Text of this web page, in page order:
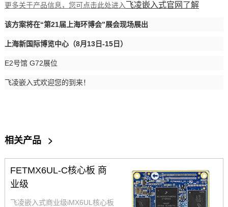
更多关于产品信息，您可点击此处进入飞凌嵌入式官网了解
该方案将在“第21届 上海环博会”展会现场展出
上海新国际博览中心（8月13日-15日）
E2号馆 G72展位
飞凌嵌入式欢迎您的到来！
相关产品 >
FETMX6UL-C核心板 商
业级
飞凌嵌入式商业级iMX6UL核心板